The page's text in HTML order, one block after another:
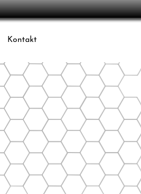
Kontakt